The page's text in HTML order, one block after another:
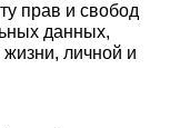
прав и свобод
данных,
жизни, личной и